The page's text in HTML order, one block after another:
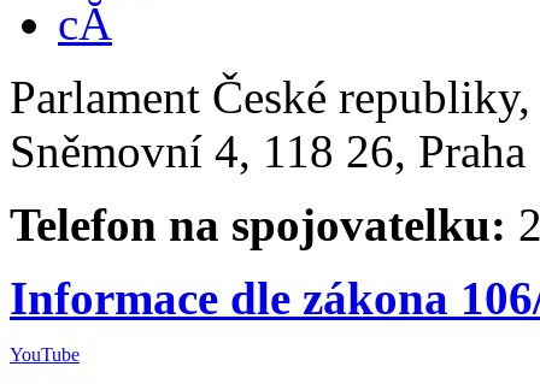
Parlament České
Sněmovní 4, 118 26,
Telefon na spojovatelku:
Informace dle zákona
YouTube